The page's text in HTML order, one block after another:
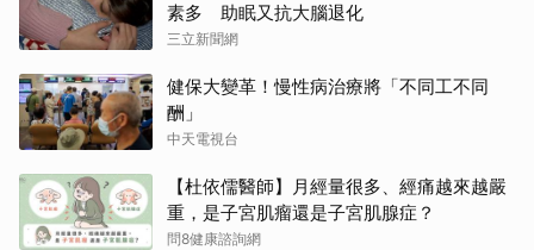
素多 助眠又抗大腦退化
三立新聞網
健保大變革！慢性病治療將「不同工不同
酬」
中天電視台
【杜依儒醫師】月經量很多、經痛越來越嚴
重，是子宮肌瘤還是子宮肌腺症？
問8健康諮詢網